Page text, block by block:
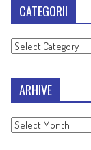
CATEGORII
Categorii
ARHIVE
Arhive